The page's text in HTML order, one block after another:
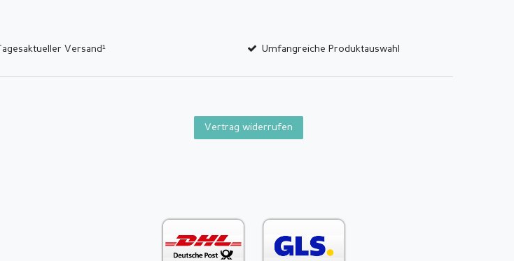
Tagesaktueller Versand¹ Umfangreiche Produktauswahl
Vertrag widerrufen